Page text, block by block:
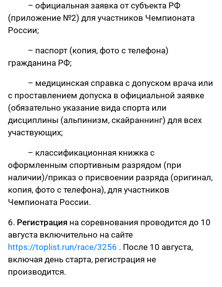
– официальная заявка от субъекта РФ
(приложение №2) для участников Чемпионата
России;
– паспорт (копия, фото с телефона)
гражданина РФ;
– медицинская справка с допуском врача или
с проставлением допуска в официальной заявке
(обязательно указание вида спорта или
дисциплины (альпинизм, скайраннинг) для всех
участвующих;
– классификационная книжка с
оформленным спортивным разрядом (при
наличии)/приказ о присвоении разряда (оригинал,
копия, фото с телефона), для участников
Чемпионата России.
6. Регистрация на соревнования проводится до 10
августа включительно на сайте
https://toplist.run/race/3256 . После 10 августа,
включая день старта, регистрация не
производится.